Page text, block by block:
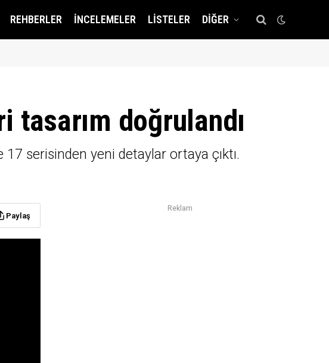
REHBERLER İNCELEMELER LISTELER DIĞER
tasarım doğrulandı
serisinden yeni detaylar ortaya çıktı.
Paylaş
Reklam